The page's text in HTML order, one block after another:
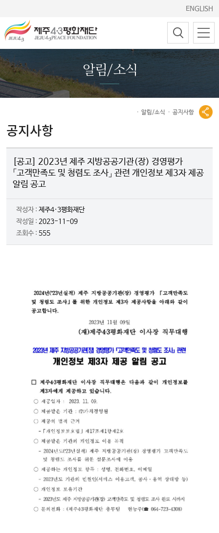
ENGLISH
알림/소식
알림/소식 공지사항
공지사항
[공고] 2023년 제주 지방공공기관(장) 경영평가
「고객만족도 및 청렴도 조사」 관련 개인정보 제3자 제공
알림 공고
작성자 :제주4·3평화재단
작성일 : 2023-11-09
조회수 :555